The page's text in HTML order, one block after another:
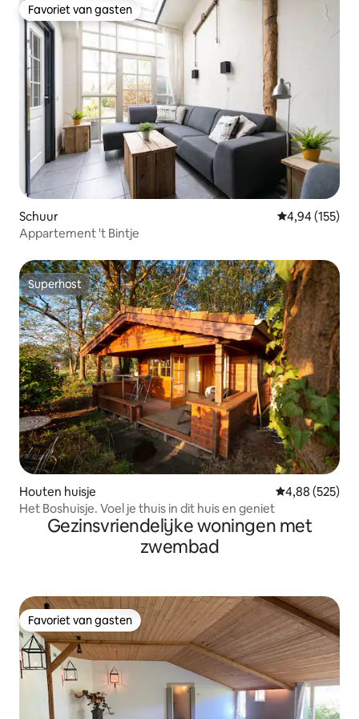
Favoriet van gasten
Favoriet van gasten
Schuur Gemiddelde
4,94 (155)
Appartement 't Bintje
Superhost
Superhost
Houten huisje Gemiddelde
4,88 (525)
Het Boshuisje. Voel je thuis in dit huis en geniet
Gezinsvriendelijke woningen met
zwembad
Favoriet van gasten
Favoriet van gasten